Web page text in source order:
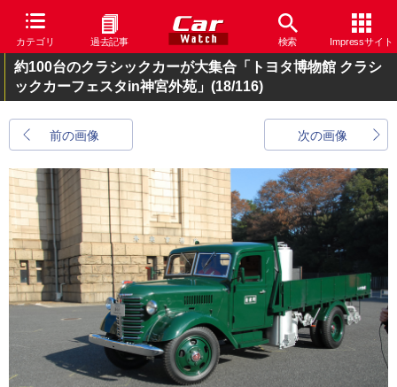
カテゴリ 過去記事 検索 Impressサイト
約100台のクラシックカーが大集合「トヨタ博物館 クラシ
ックカーフェスタin神宮外苑」 (18/116)
前の画像 次の画像